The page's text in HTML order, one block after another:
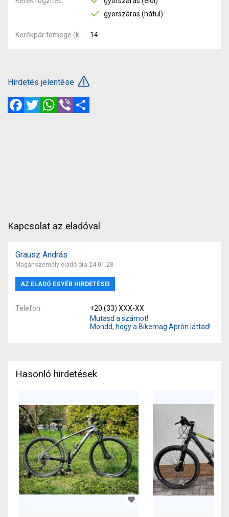
gyorszáras (hátul)
14
Hirdetés jelentése
FacebookTwitterWhatsApp
Viber
Kapcsolat az eladóval
Grausz András
Magánszemély eladó óta 24.01.28
AZ ELADÓ EGYÉB HIRDETÉSEI
Telefon
+20 (33) XXX-XX
Mutasd a számot!
Mondd, hogy a Bikemag Aprón láttad!
Hasonló hirdetések